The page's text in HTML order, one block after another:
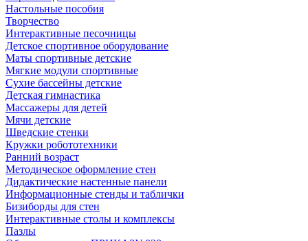
Настольные пособия
Творчество
Интерактивные песочницы
Детское спортивное оборудование
Маты спортивные детские
Мягкие модули спортивные
Сухие бассейны детские
Детская гимнастика
Массажеры для детей
Мячи детские
Шведские стенки
Кружки робототехники
Ранний возраст
Методическое оформление стен
Дидактические настенные панели
Информационные стенды и таблички
Бизиборды для стен
Интерактивные столы и комплексы
Пазлы